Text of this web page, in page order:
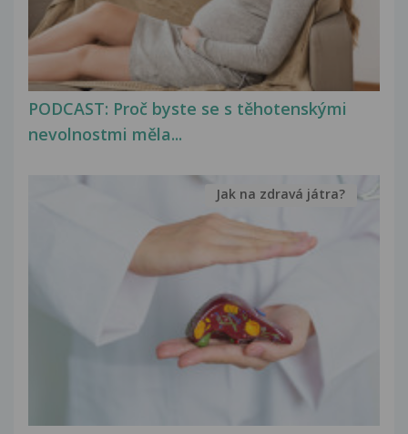
PODCAST: Proč byste se s těhotenskými
nevolnostmi měla...
Jak na zdravá játra?